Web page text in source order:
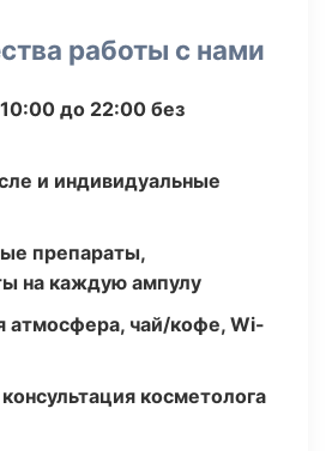
работы с нами
до 22:00 без
и индивидуальные
препараты,
на каждую ампулу
атмосфера, чай/кофе, Wi-
косметолога